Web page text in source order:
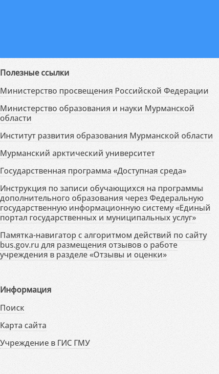
Полезные ссылки
Министерство просвещения Российской Федерации
Министерство образования и науки Мурманской
области
Институт развития образования Мурманской области
Мурманский арктический университет
Государственная программа «Доступная среда»
Инструкция по записи обучающихся на программы
дополнительного образования через Федеральную
государственную информационную систему «Единый
портал государственных и муниципальных услуг»
Памятка-навигатор с алгоритмом действий по сайту
bus.gov.ru для размещения отзывов о работе
учреждения в разделе «Отзывы и оценки»
Информация
Поиск
Карта сайта
Учреждение в ГИС ГМУ